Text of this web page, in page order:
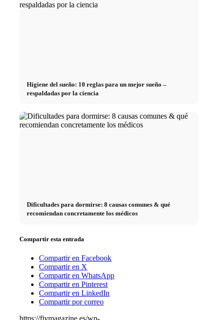
Higiene del sueño: 10 reglas para un mejor sueño –
respaldadas por la ciencia
Dificultades para dormirse: 8 causas comunes & qué
recomiendan concretamente los médicos
Compartir esta entrada
Compartir en Facebook
Compartir en X
Compartir en WhatsApp
Compartir en Pinterest
Compartir en LinkedIn
Compartir por correo